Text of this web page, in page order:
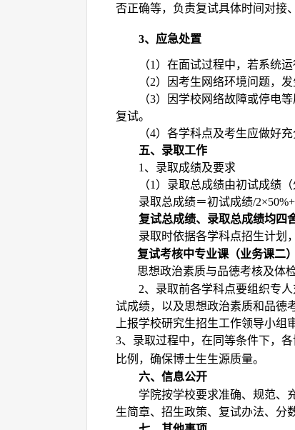
否正确等，负责复试具体时间对接
3、应急处置
（1 ）在面试过程中，若系统
（2）因考生网络环境问题，
（3）因学校网络故障或停电
复试。
（4）各学科点及考生应做好
五、录取工作
1 、录取成绩及要求
（1 ）录取总成绩由初试成绩
录取总成绩＝初试成绩/2×50%+
复试总成绩、录取总成绩均四
录取时依据各学科点招生计划
复试考核中专业课（业务课二
思想政治素质与品德考核及体
2、录取前各学科点要组织专
试成绩，以及思想政治素质和品德
上报学校研究生招生工作领导小组
3、 录取过程中，在同等条件下，
比例，确保博士生生源质量。
六、信息公开
学院按学校要求准确、规范、
生简章、招生政策、复试办法、分